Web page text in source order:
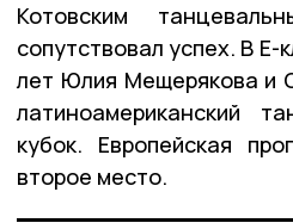
Котовским
сопутствовал успех. В E-
лет Юлия Мещерякова и
латиноамериканский
кубок. Европейская
второе место.